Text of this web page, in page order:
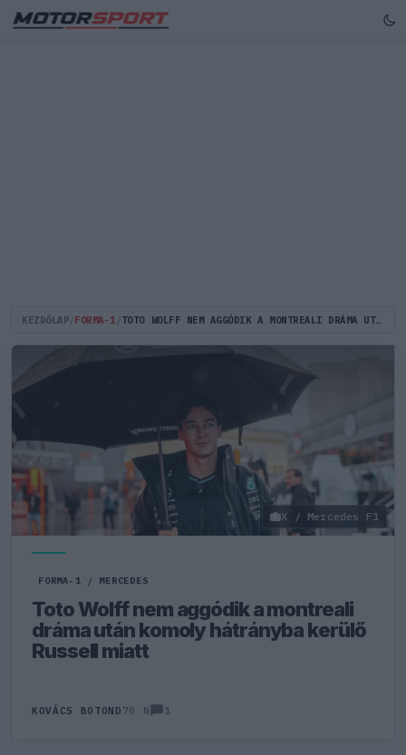
KEZDŐLAP FORMA-1 TOTO WOLFF NEM AGGÓDIK A MONTREALI DRÁMA UTÁN KOMOLY HÁTRÁNYBA KERÜLŐ RUSSELL MIATT
X / Mercedes F1
FORMA-1 / MERCEDES
Toto Wolff nem aggódik a montreali
dráma után komoly hátrányba kerülő
Russell miatt
KOVÁCS BOTOND 70 N 1